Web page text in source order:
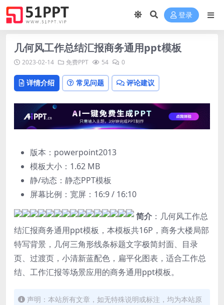
登录
几何风工作总结汇报商务通用ppt模板
2023-02-14 免费PPT 54 0
详情介绍 常见问题 评论建议
版本：powerpoint2013
模板大小： 1.62 MB
静/动态：静态PPT模板
屏幕比例：宽屏：16:9 / 16:10
简介 ：几何风工作总
结汇报商务通用ppt模板，本模板共16P，商务大楼局部
特写背景，几何三角形线条标题文字极简封面、目录
页、过渡页，小清新蓝配色，扁平化图表，适合工作总
结、工作汇报等场景应用的商务通用ppt模板。
声明：本站所有文章，如无特殊说明或标注，均为本站原